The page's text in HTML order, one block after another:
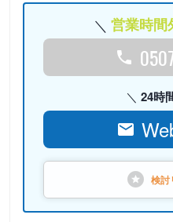
営業時間
24時
検討